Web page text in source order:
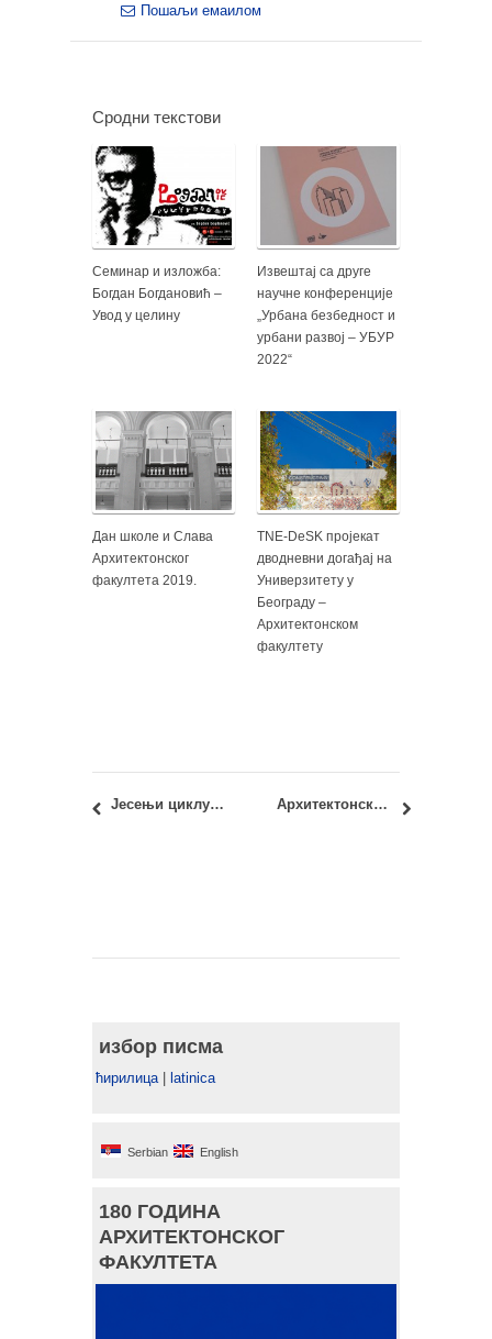
Пошаљи емаилом
Сродни текстови
Семинар и изложба:
Богдан Богдановић –
Увод у целину
Извештај са друге
научне конференције
„Урбана безбедност и
урбани развој – УБУР
2022“
Дан школе и Слава
Архитектонског
факултета 2019.
TNE-DeSK пројекат
дводневни догађај на
Универзитету у
Београду –
Архитектонском
факултету
Јесењи циклус курса “Вештине управљања каријером” Архитектонски факултет у Београду учествује у реализацији пројекта “Зрењанин престоница културе Србије 2025” – потписан Споразум о сарадњи
избор писма
ћирилица latinica
Serbian English
180 ГОДИНА
АРХИТЕКТОНСКОГ
ФАКУЛТЕТА